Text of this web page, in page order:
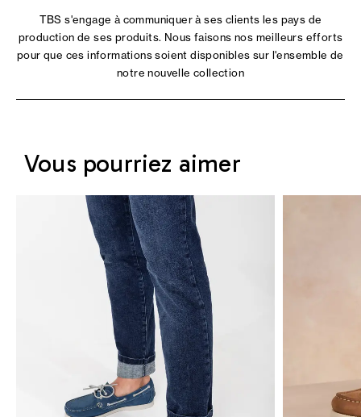
TBS s'engage à communiquer à ses clients les pays de
production de ses produits. Nous faisons nos meilleurs efforts
pour que ces informations soient disponibles sur l'ensemble de
notre nouvelle collection
Vous pourriez aimer